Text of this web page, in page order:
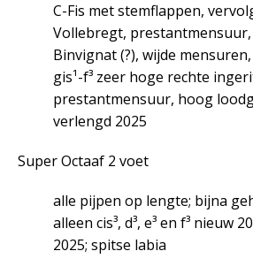
C-Fis met stemflappen,
Vollebregt, prestantmensuur,
Binvignat (?), wijde
gis¹-f³ zeer hoge rechte
prestantmensuur, hoog
verlengd 2025
Super Octaaf 2 voet
alle pijpen op lengte; bijna
alleen cis³, d³, e³ en f³ nieuw
2025; spitse labia